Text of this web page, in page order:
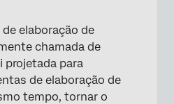
sem suporte
legada
elaboração de
chamada de
projetada para
de elaboração de
tempo, tornar o